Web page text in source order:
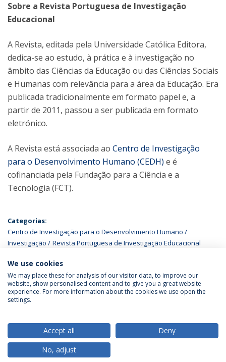
Sobre a Revista Portuguesa de Investigação
Educacional
A Revista, editada pela Universidade Católica Editora,
dedica-se ao estudo, à prática e à investigação no
âmbito das Ciências da Educação ou das Ciências Sociais
e Humanas com relevância para a área da Educação. Era
publicada tradicionalmente em formato papel e, a
partir de 2011, passou a ser publicada em formato
eletrónico.
A Revista está associada ao Centro de Investigação
para o Desenvolvimento Humano (CEDH) e é
cofinanciada pela Fundação para a Ciência e a
Tecnologia (FCT).
Categorias:
Centro de Investigação para o Desenvolvimento Humano
Investigação
Revista Portuguesa de Investigação Educacional
Política de Privacidade
Termos & Condições
© 2026 Universidade Católica Portuguesa
We use cookies
We may place these for analysis of our visitor data, to improve our
website, show personalised content and to give you a great website
experience. For more information about the cookies we use open the
settings.
Accept all
Deny
No, adjust